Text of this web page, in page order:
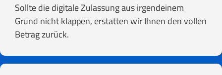
Sollte die digitale Zulassung aus irgendeinem
Grund nicht klappen, erstatten wir Ihnen den vollen
Betrag zurück.